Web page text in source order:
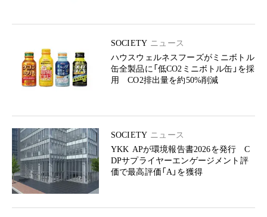
SOCIETY ニュース
ハウスウェルネスフーズがミニボトル
缶全製品に「低CO2ミニボトル缶」を採
用 CO2排出量を約50%削減
SOCIETY ニュース
YKK APが環境報告書2026を発行 C
DPサプライヤーエンゲージメント評
価で最高評価「A」を獲得